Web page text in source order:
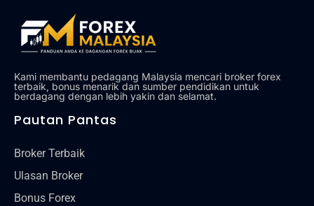
Kami membantu pedagang Malaysia mencari broker forex
terbaik, bonus menarik dan sumber pendidikan untuk
berdagang dengan lebih yakin dan selamat.
Pautan Pantas
Broker Terbaik
Ulasan Broker
Bonus Forex